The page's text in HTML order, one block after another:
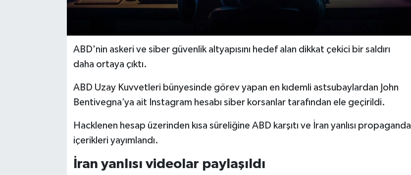
ABD'nin askeri ve siber güvenlik altyapısını hedef alan dikkat çekici bir saldırı
daha ortaya çıktı.
ABD Uzay Kuvvetleri bünyesinde görev yapan en kıdemli astsubaylardan John
Bentivegna’ya ait Instagram hesabı siber korsanlar tarafından ele geçirildi.
Hacklenen hesap üzerinden kısa süreliğine ABD karşıtı ve İran yanlısı propaganda
içerikleri yayımlandı.
İran yanlısı videolar paylaşıldı